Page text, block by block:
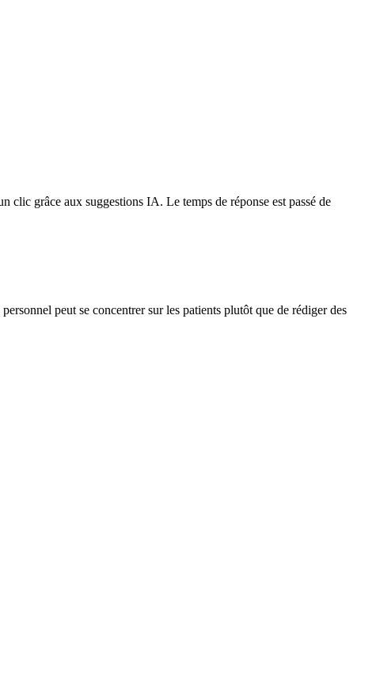
clic grâce aux suggestions IA. Le temps de réponse est passé de
peut se concentrer sur les patients plutôt que de rédiger des